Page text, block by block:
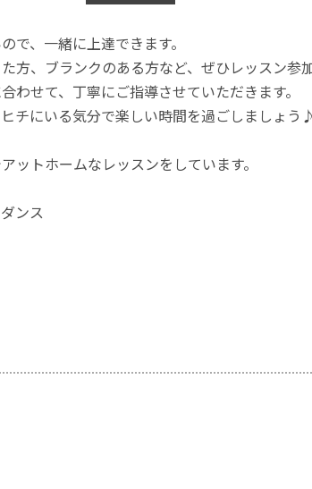
で、一緒に上達できます。
方、ブランクのある方など、ぜひレッスン参
わせて、丁寧にご指導させていただきます。
チにいる気分で楽しい時間を過ごしましょう♪
ットホームなレッスンをしています。
ンス